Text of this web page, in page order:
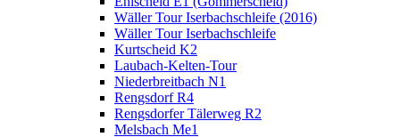
Wäller Tour Iserbachschleife (2016)
Wäller Tour Iserbachschleife
Kurtscheid K2
Laubach-Kelten-Tour
Niederbreitbach N1
Rengsdorf R4
Rengsdorfer Tälerweg R2
Melsbach Me1